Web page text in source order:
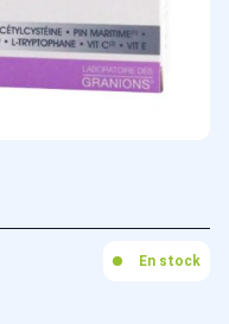
En stock